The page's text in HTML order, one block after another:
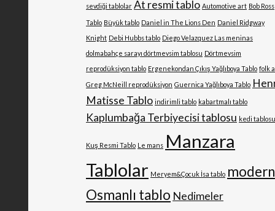
sevdiği tablolar At resmi tablo Automotive art Bob Ross
Tablo Büyük tablo Daniel in The Lions Den Daniel Ridgway
Knight Debi Hubbs tablo Diego Velazquez Las meninas
dolmabahçe sarayı dörtmevsim tablosu Dörtmevsim
reprodüksiyon tablo Ergenekondan Çıkış Yağlıboya Tablo folk
Greg McNeill reprodüksiyon Guernica Yağlıboya Tablo
Matisse Tablo indirimli tablo kabartmalı tablo
Kaplumbağa Terbiyecisi tablosu kedi tablosu
Kuş Resmi Tablo Le mans Manzara
Tablolar Meryem&Çocuk İsa tablo modern
Osmanlı tablo Nedimeler